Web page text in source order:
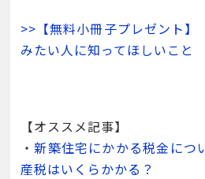
>>【無料小冊子プレゼント】
みたい人に知ってほしいこと
【オススメ記事】
・新築住宅にかかる税金につ
産税はいくらかかる？